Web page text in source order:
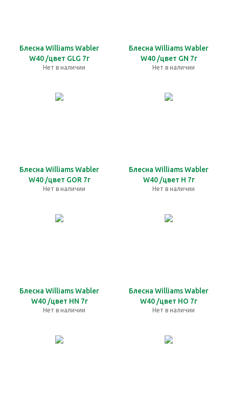
Блесна Williams Wabler
W40 /цвет GLG 7г
Нет в наличии
Блесна Williams Wabler
W40 /цвет GN 7г
Нет в наличии
Блесна Williams Wabler
W40 /цвет GOR 7г
Нет в наличии
Блесна Williams Wabler
W40 /цвет H 7г
Нет в наличии
Блесна Williams Wabler
W40 /цвет HN 7г
Нет в наличии
Блесна Williams Wabler
W40 /цвет HO 7г
Нет в наличии